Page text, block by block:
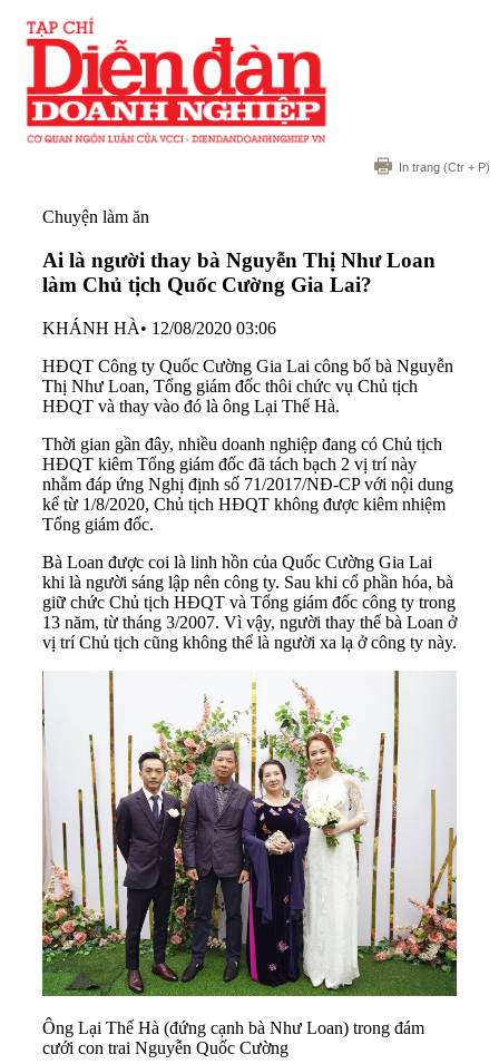
In trang (Ctr + P)
Chuyện làm ăn
Ai là người thay bà Nguyễn Thị Như Loan
làm Chủ tịch Quốc Cường Gia Lai?
KHÁNH HÀ• 12/08/2020 03:06
HĐQT Công ty Quốc Cường Gia Lai công bố bà Nguyễn
Thị Như Loan, Tổng giám đốc thôi chức vụ Chủ tịch
HĐQT và thay vào đó là ông Lại Thế Hà.
Thời gian gần đây, nhiều doanh nghiệp đang có Chủ tịch
HĐQT kiêm Tổng giám đốc đã tách bạch 2 vị trí này
nhằm đáp ứng Nghị định số 71/2017/NĐ-CP với nội dung
kể từ 1/8/2020, Chủ tịch HĐQT không được kiêm nhiệm
Tổng giám đốc.
Bà Loan được coi là linh hồn của Quốc Cường Gia Lai
khi là người sáng lập nên công ty. Sau khi cổ phần hóa, bà
giữ chức Chủ tịch HĐQT và Tổng giám đốc công ty trong
13 năm, từ tháng 3/2007. Vì vậy, người thay thế bà Loan ở
vị trí Chủ tịch cũng không thể là người xa lạ ở công ty này.
Ông Lại Thế Hà (đứng cạnh bà Như Loan) trong đám
cưới con trai Nguyễn Quốc Cường